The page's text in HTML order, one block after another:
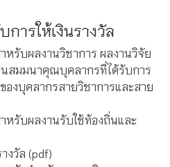
การให้เงินรางวัล
หรับผลงานวิชาการ ผลงานวิจัย
นสมมนาคุณบุคลากรที่ได้รับการ
องบุคลากรสายวิชาการและสาย
หรับผลงานรับใช้ท้องถิ่นและ
งวัล (pdf)